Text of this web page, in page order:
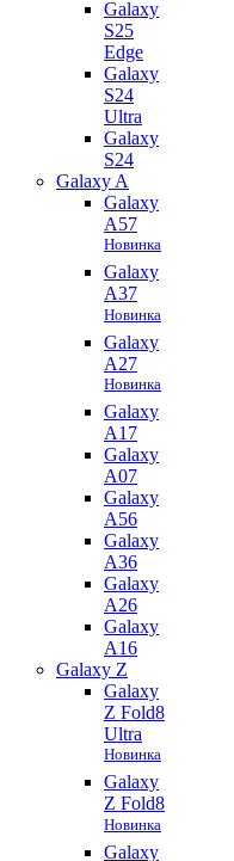
Galaxy
S25
Edge
Galaxy
S24
Ultra
Galaxy
S24
Galaxy A
Galaxy
A57
Новинка
Galaxy
A37
Новинка
Galaxy
A27
Новинка
Galaxy
A17
Galaxy
A07
Galaxy
A56
Galaxy
A36
Galaxy
A26
Galaxy
A16
Galaxy Z
Galaxy
Z Fold8
Ultra
Новинка
Galaxy
Z Fold8
Новинка
Galaxy